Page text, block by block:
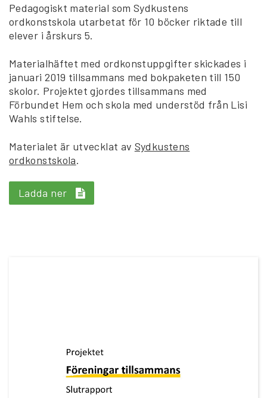
Pedagogiskt material som Sydkustens
ordkonstskola utarbetat för 10 böcker riktade till
elever i årskurs 5.
Materialhäftet med ordkonstuppgifter skickades i
januari 2019 tillsammans med bokpaketen till 150
skolor. Projektet gjordes tillsammans med
Förbundet Hem och skola med understöd från Lisi
Wahls stiftelse.
Materialet är utvecklat av Sydkustens
ordkonstskola.
Ladda ner